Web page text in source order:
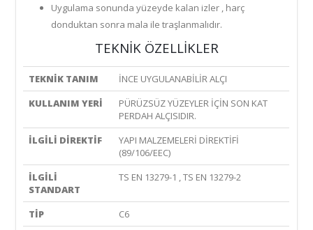
Uygulama sonunda yüzeyde kalan izler , harç
donduktan sonra mala ile traşlanmalıdır.
TEKNİK ÖZELLİKLER
TEKNİK TANIM
İNCE UYGULANABİLİR ALÇI
KULLANIM YERİ
PÜRÜZSÜZ YÜZEYLER İÇİN SON KAT
PERDAH ALÇISIDIR.
İLGİLİ DİREKTİF
YAPI MALZEMELERİ DİREKTİFİ
(89/106/EEC)
İLGİLİ
STANDART
TS EN 13279-1 , TS EN 13279-2
TİP
C6